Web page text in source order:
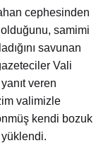
cephesinden
samimi
savunan
Vali
veren
valimizle
kendi bozuk
yüklendi.